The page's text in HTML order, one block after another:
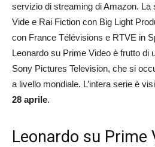
servizio di streaming di Amazon. La
Vide e Rai Fiction con Big Light
con France Télévisions e RTVE in
Leonardo su Prime Video è frutto di
Sony Pictures Television, che si
a livello mondiale. L’intera serie è
28 aprile.
Leonardo su Prime